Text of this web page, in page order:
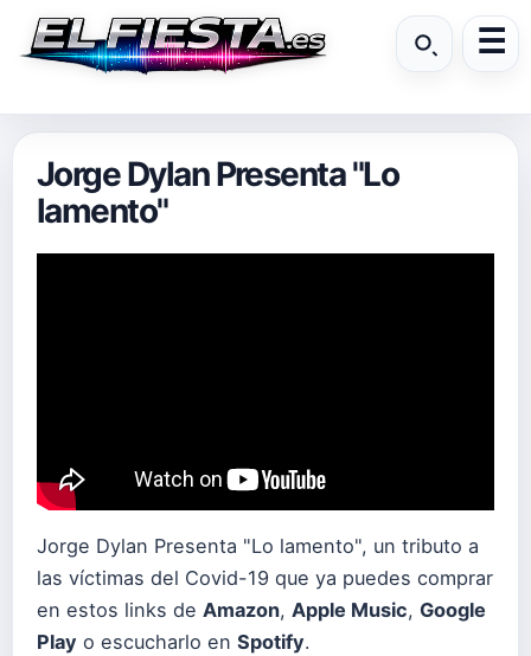
Jorge Dylan Presenta "Lo
lamento"
Jorge Dylan Presenta "Lo lamento", un tributo a
las víctimas del Covid-19 que ya puedes comprar
en estos links de Amazon, Apple Music, Google
Play o escucharlo en Spotify.